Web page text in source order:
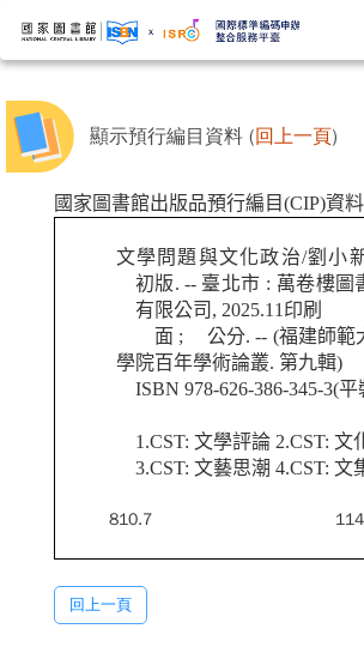
顯示預行編目資料 (回上一頁)
國家圖書館出版品預行編目(CIP)資料
文學問題與文化政治/劉小
初版. -- 臺北市 : 萬卷樓圖
有限公司, 2025.11印刷
面 ; 公分. -- (福建師範
學院百年學術論叢. 第九輯)
ISBN 978-626-386-345-3(平
1.CST: 文學評論 2.CST: 文
3.CST: 文藝思潮 4.CST: 文
810.7
回上一頁